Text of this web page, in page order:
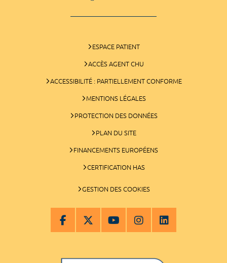
ESPACE PATIENT
ACCÈS AGENT CHU
ACCESSIBILITÉ : PARTIELLEMENT CONFORME
MENTIONS LÉGALES
PROTECTION DES DONNÉES
PLAN DU SITE
FINANCEMENTS EUROPÉENS
CERTIFICATION HAS
GESTION DES COOKIES